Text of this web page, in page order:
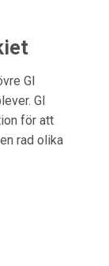
GI
GI
för att
rad olika